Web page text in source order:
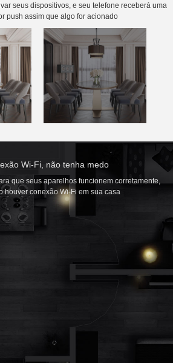
seus dispositivos, e seu telefone receberá uma
push assim que algo for acionado
Wi-Fi, não tenha medo
que seus aparelhos funcionem corretamente,
houver conexão Wi-Fi em sua casa